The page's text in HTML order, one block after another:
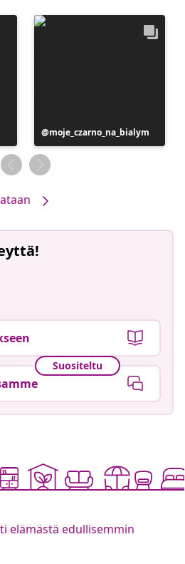
Julkaissut
moje_czarno_na_bialym
Suositeltu
elämästä edullisemmin